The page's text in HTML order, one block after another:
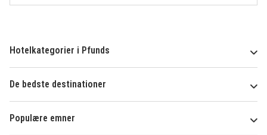
Hotelkategorier i Pfunds
De bedste destinationer
Populære emner